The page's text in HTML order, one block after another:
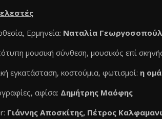
Ερμηνεία: Nαταλία
μουσική σύνθεση, μουσικός επί
εγκατάσταση, κοστούμια, φωτισμοί: η
αφίσα: Δημήτρης Μαόφης
Γιάννης Αποσκίτης, Πέτρος